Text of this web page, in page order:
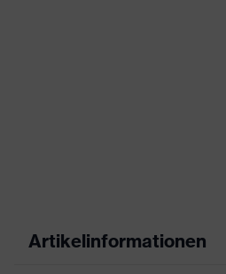
Artikelinformationen